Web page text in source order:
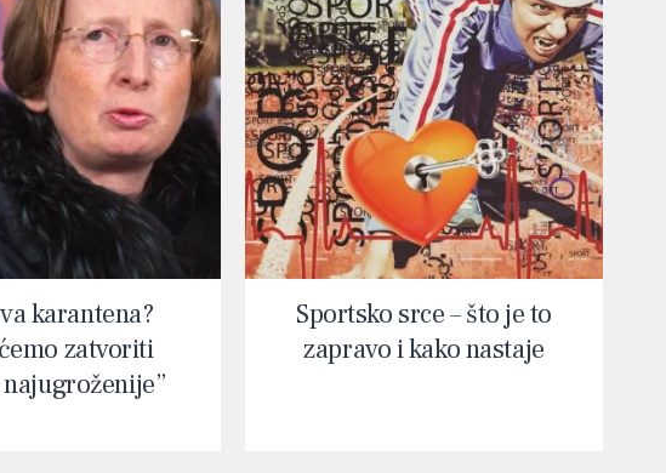
karantena?
zatvoriti
Sportsko srce – što je to
zapravo i kako nastaje